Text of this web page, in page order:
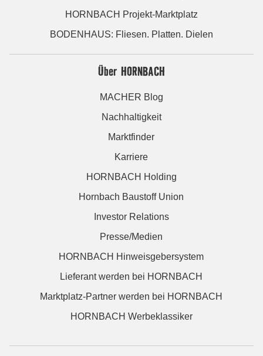
HORNBACH Projekt-Marktplatz
BODENHAUS: Fliesen. Platten. Dielen
Über HORNBACH
MACHER Blog
Nachhaltigkeit
Marktfinder
Karriere
HORNBACH Holding
Hornbach Baustoff Union
Investor Relations
Presse/Medien
HORNBACH Hinweisgebersystem
Lieferant werden bei HORNBACH
Marktplatz-Partner werden bei HORNBACH
HORNBACH Werbeklassiker